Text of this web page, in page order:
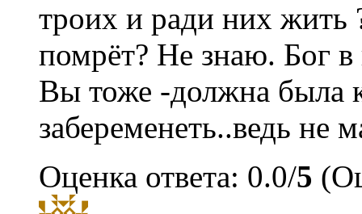
троих и ради них жить
помрёт? Не знаю. Бог
Вы тоже -должна была
забеременеть..ведь
Оценка ответа: 0.0/5